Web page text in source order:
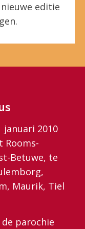
editie
2010
Rooms-
Betuwe, te
Maurik, Tiel
parochie